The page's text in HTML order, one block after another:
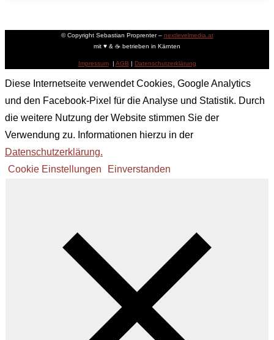
© Copyright Sebastian Proprenter – nextlevelmedia.at
mit ♥ & ☕ betrieben in Kärnten
Impressum| AGB Datenschutzerklärung
Diese Internetseite verwendet Cookies, Google Analytics
und den Facebook-Pixel für die Analyse und Statistik. Durch
die weitere Nutzung der Website stimmen Sie der
Verwendung zu. Informationen hierzu in der
Datenschutzerklärung.
Cookie Einstellungen
Einverstanden